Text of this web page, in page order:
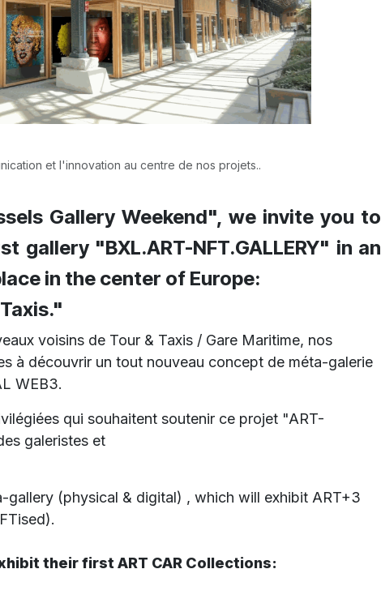
et l'innovation au centre de nos projets..
Gallery Weekend", we invite you to
"BXL.ART-NFT.GALLERY" in an
in the center of Europe:
voisins de Tour & Taxis / Gare Maritime, nos
à découvrir un tout nouveau concept de méta-galerie
WEB3.
qui souhaitent soutenir ce projet "ART-
galeristes et
(physical & digital) , which will exhibit ART+3
their first ART CAR Collections: